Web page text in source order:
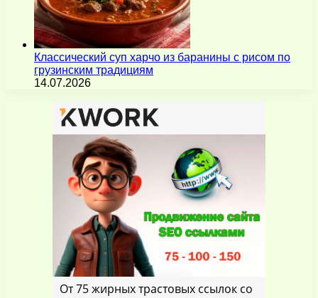
Классический суп харчо из баранины с рисом по
грузинским традициям
14.07.2026